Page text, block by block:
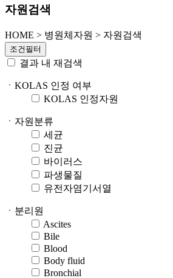
자원검색
HOME > 병원체자원 > 자원검색
조건필터
결과 내 재검색
ㆍKOLAS 인정 여부
KOLAS 인정자원
ㆍ자원분류
세균
진균
바이러스
파생물질
유전자염기서열
ㆍ분리원
Ascites
Bile
Blood
Body fluid
Bronchial